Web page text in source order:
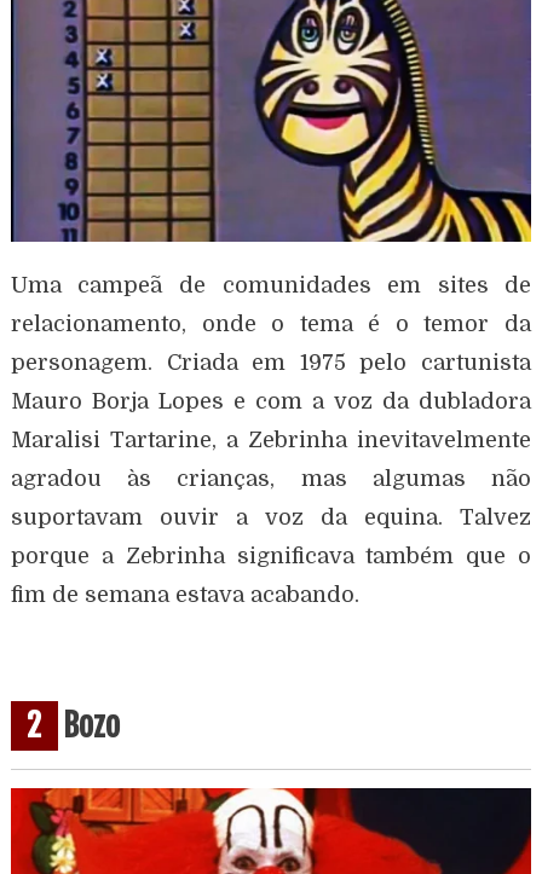
Uma campeã de comunidades em sites de
relacionamento, onde o tema é o temor da
personagem. Criada em 1975 pelo cartunista
Mauro Borja Lopes e com a voz da dubladora
Maralisi Tartarine, a Zebrinha inevitavelmente
agradou às crianças, mas algumas não
suportavam ouvir a voz da equina. Talvez
porque a Zebrinha significava também que o
fim de semana estava acabando.
2 Bozo